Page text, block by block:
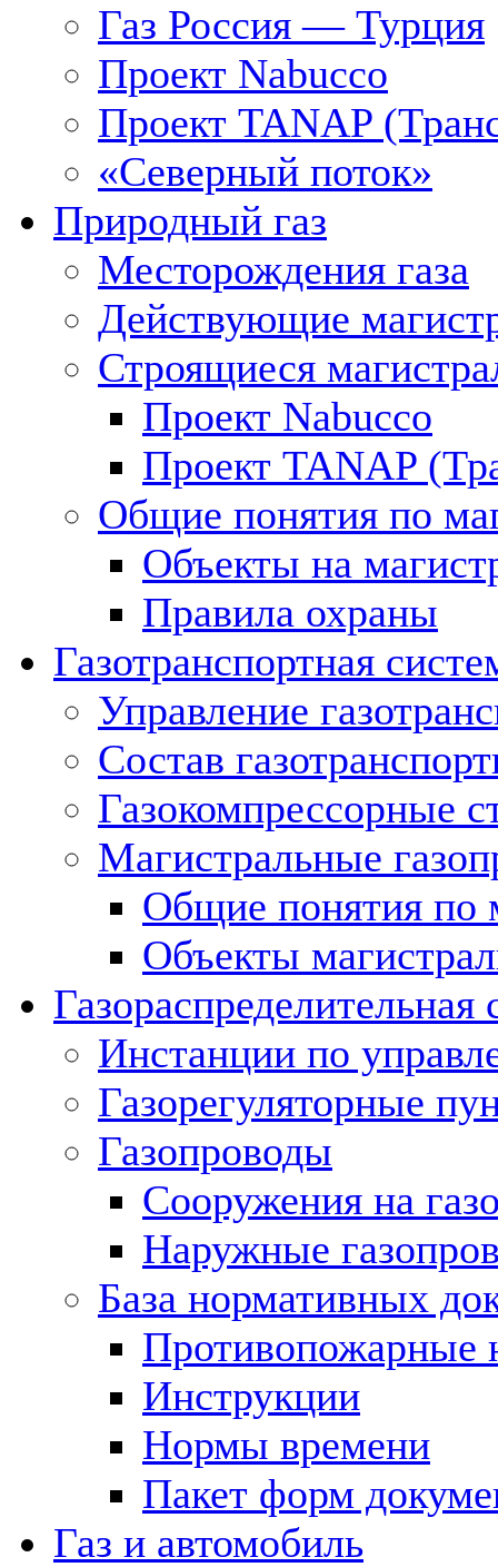
Газ Россия — Турция
Проект Nabucco
Проект TANAP
«Северный поток»
Природный газ
Месторождения газа
Действующие
Строящиеся
Проект Nabucco
Проект TANAP
Общие понятия по
Объекты на
Правила охраны
Газотранспортная
Управление
Состав
Газокомпрессорные
Магистральные
Общие понятия по
Объекты
Газораспределительная
Инстанции по
Газорегуляторные
Газопроводы
Сооружения на
Наружные
База нормативных
Противопожарные
Инструкции
Нормы времени
Пакет форм
Газ и автомобиль